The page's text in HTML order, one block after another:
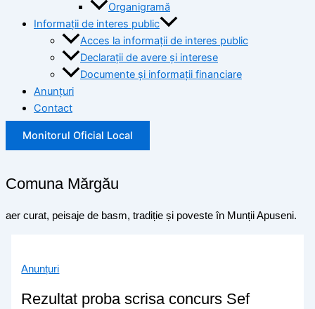
Organigramă
Informații de interes public
Acces la informații de interes public
Declarații de avere și interese
Documente și informații financiare
Anunțuri
Contact
Monitorul Oficial Local
Comuna Mărgău
aer curat, peisaje de basm, tradiție și poveste în Munții Apuseni.
Anunțuri
Rezultat proba scrisa concurs Sef